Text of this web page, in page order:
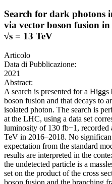
Search for dark photons
via vector boson fusion
√s = 13 TeV
Articolo
Data di Pubblicazione:
2021
Abstract:
A search is presented for a
boson fusion and that decays to
isolated photon. The search is
at the LHC, using a data set
luminosity of 130 fb−1, recorded
TeV in 2016–2018. No
expectation from the standard
results are interpreted in the
the undetected particle is a
set on the product of the cross